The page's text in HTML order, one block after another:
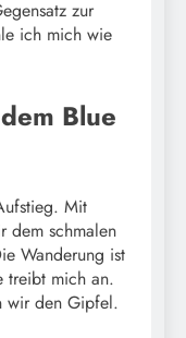
zur
ich mich wie
Blue
Mit
dem schmalen
Wanderung ist
treibt mich an.
wir den Gipfel.